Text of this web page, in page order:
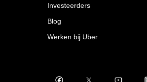
Investeerders
Blog
Werken bij Uber